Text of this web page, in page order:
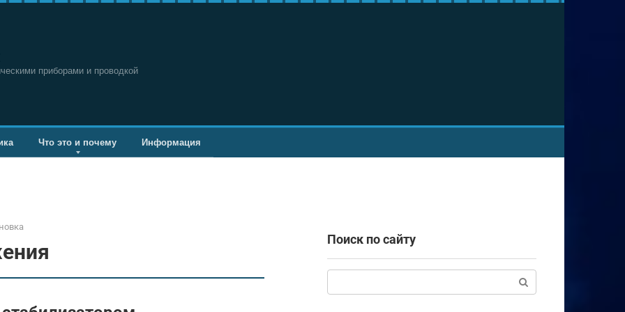
приборами и проводкой
Что это и почему Информация
Поиск по сайту